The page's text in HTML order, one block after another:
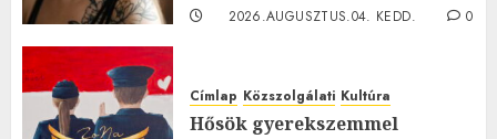
2026.AUGUSZTUS.04. KEDD.
0
Címlap Közszolgálati Kultúra
Hősök gyerekszemmel